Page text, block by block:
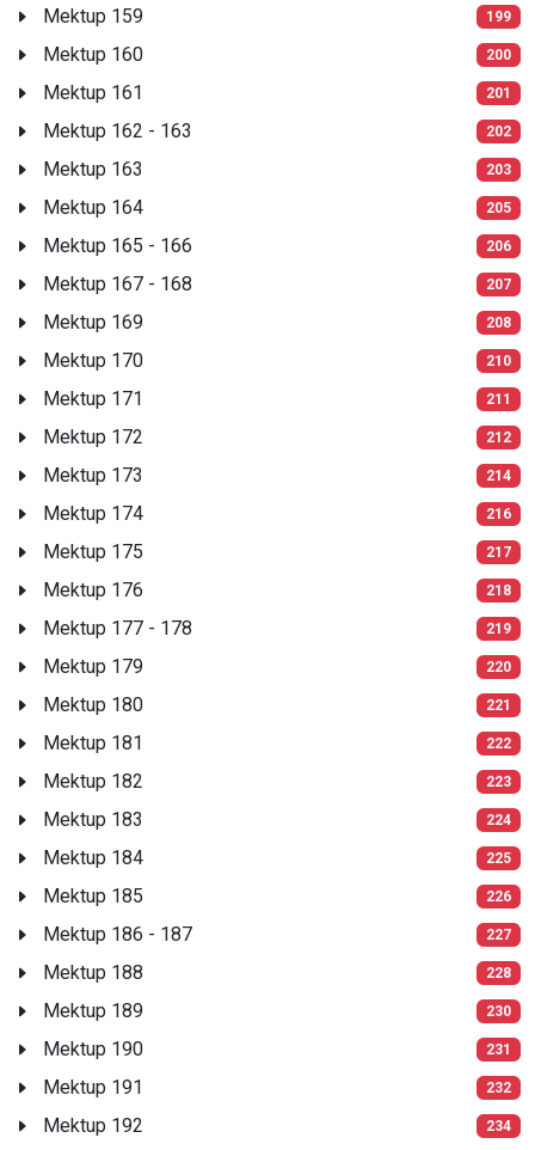
Mektup 159 199
Mektup 160 200
Mektup 161 201
Mektup 162 - 163 202
Mektup 163 203
Mektup 164 205
Mektup 165 - 166 206
Mektup 167 - 168 207
Mektup 169 208
Mektup 170 210
Mektup 171 211
Mektup 172 212
Mektup 173 214
Mektup 174 216
Mektup 175 217
Mektup 176 218
Mektup 177 - 178 219
Mektup 179 220
Mektup 180 221
Mektup 181 222
Mektup 182 223
Mektup 183 224
Mektup 184 225
Mektup 185 226
Mektup 186 - 187 227
Mektup 188 228
Mektup 189 230
Mektup 190 231
Mektup 191 232
Mektup 192 234